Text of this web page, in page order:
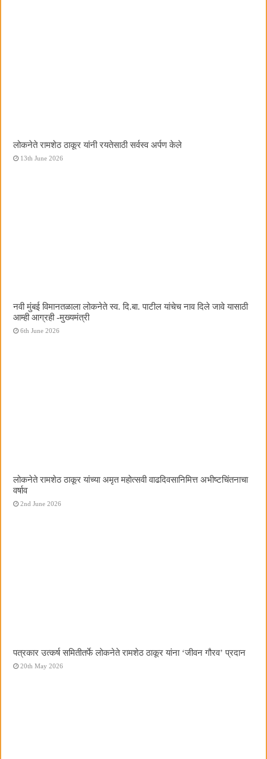
लोकनेते रामशेठ ठाकूर यांनी रयतेसाठी सर्वस्व अर्पण केले
13th June 2026
नवी मुंबई विमानतळाला लोकनेते स्व. दि.बा. पाटील यांचेच नाव दिले जावे यासाठी
आम्ही आग्रही -मुख्यमंत्री
6th June 2026
लोकनेते रामशेठ ठाकूर यांच्या अमृत महोत्सवी वाढदिवसानिमित्त अभीष्टचिंतनाचा
वर्षाव
2nd June 2026
पत्रकार उत्कर्ष समितीतर्फे लोकनेते रामशेठ ठाकूर यांना ‌‘जीवन गौरव‌’ प्रदान
20th May 2026